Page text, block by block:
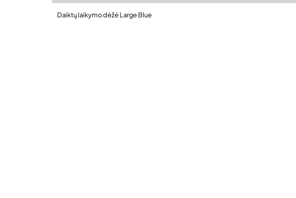
Daiktų laikymo dėžė Large Blue